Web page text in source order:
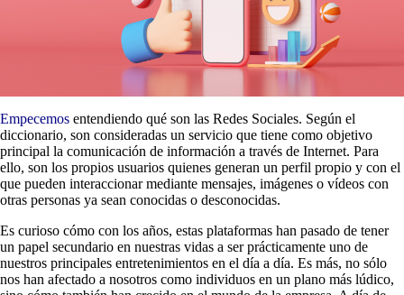
Empecemos entendiendo qué son las Redes Sociales. Según el
diccionario, son consideradas un servicio que tiene como objetivo
principal la comunicación de información a través de Internet. Para
ello, son los propios usuarios quienes generan un perfil propio y con el
que pueden interaccionar mediante mensajes, imágenes o vídeos con
otras personas ya sean conocidas o desconocidas.
Es curioso cómo con los años, estas plataformas han pasado de tener
un papel secundario en nuestras vidas a ser prácticamente uno de
nuestros principales entretenimientos en el día a día. Es más, no sólo
nos han afectado a nosotros como individuos en un plano más lúdico,